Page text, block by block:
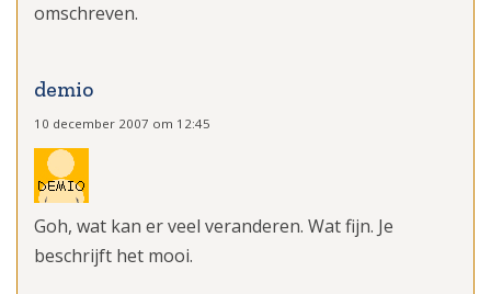
omschreven.
demio
10 december 2007 om 12:45
Goh, wat kan er veel veranderen. Wat fijn. Je
beschrijft het mooi.